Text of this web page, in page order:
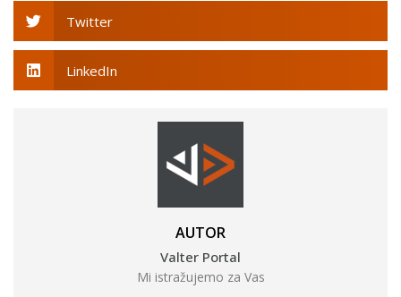
Twitter
LinkedIn
AUTOR
Valter Portal
Mi istražujemo za Vas